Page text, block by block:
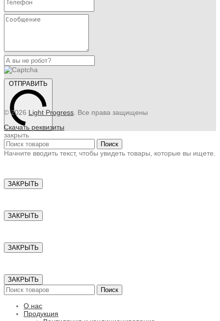
ОТПРАВИТЬ
© 2026 Light Progress . Все права защищены
Скачать реквизиты
закрыть
Поиск
Начните вводить текст, чтобы увидеть товары, которые вы ищете.
ЗАКРЫТЬ
ЗАКРЫТЬ
ЗАКРЫТЬ
ЗАКРЫТЬ
Поиск
О нас
Продукция